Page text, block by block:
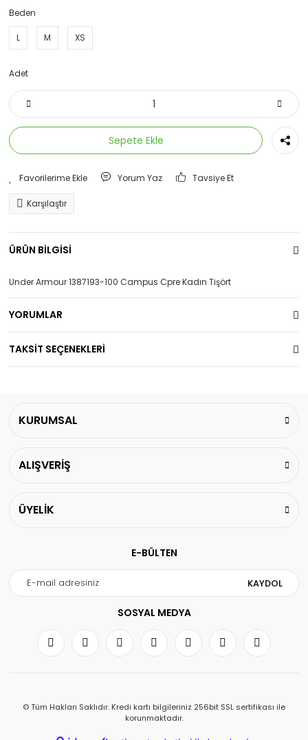
Beden
L M XS
Adet
Sepete Ekle
Yorum Yaz Tavsiye Et
Karşılaştır
ÜRÜN BİLGİSİ
Under Armour 1387193-100 Campus Cpre Kadın Tişört
YORUMLAR
TAKSİT SEÇENEKLERİ
KURUMSAL
ALIŞVERİŞ
ÜYELİK
E-BÜLTEN
KAYDOL
SOSYAL MEDYA
© Tüm Hakları Saklıdır. Kredi kartı bilgileriniz 256bit SSL sertifikası ile
korunmaktadır.